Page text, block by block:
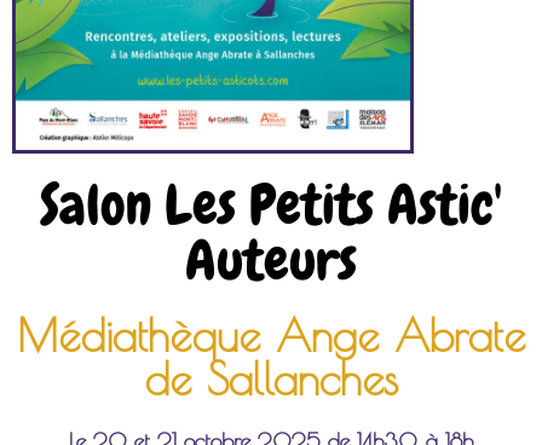
Salon Les Petits Astic'
Auteurs
Médiathèque Ange Abrate
de Sallanches